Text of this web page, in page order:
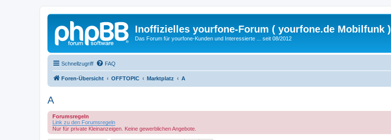
Inoffizielles yourfone-Forum ( yourfone.de Mobilfunk )
Das Forum für yourfone-Kunden und Interessierte ... seit 08/2012
Schnellzugriff FAQ
Foren-Übersicht OFFTOPIC Marktplatz A
A
Forumsregeln
Link zu den Forumsregeln
Nur für private Kleinanzeigen. Keine gewerblichen Angebote.